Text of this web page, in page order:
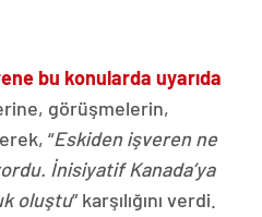
bu konularda uyarıda
görüşmelerin,
“Eskiden işveren ne
İnisiyatif Kanada’ya
oluştu” karşılığını verdi.